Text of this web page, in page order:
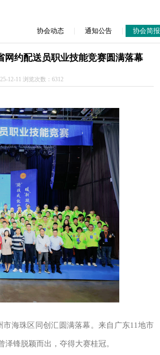
协会简报
|
通知公告
|
协会动态
约配送员职业技能竞赛圆满落幕
12-11 浏览次数：6312
海珠区同创汇圆满落幕。来自广东11 地市
锋脱颖而出，夺得大赛桂冠。